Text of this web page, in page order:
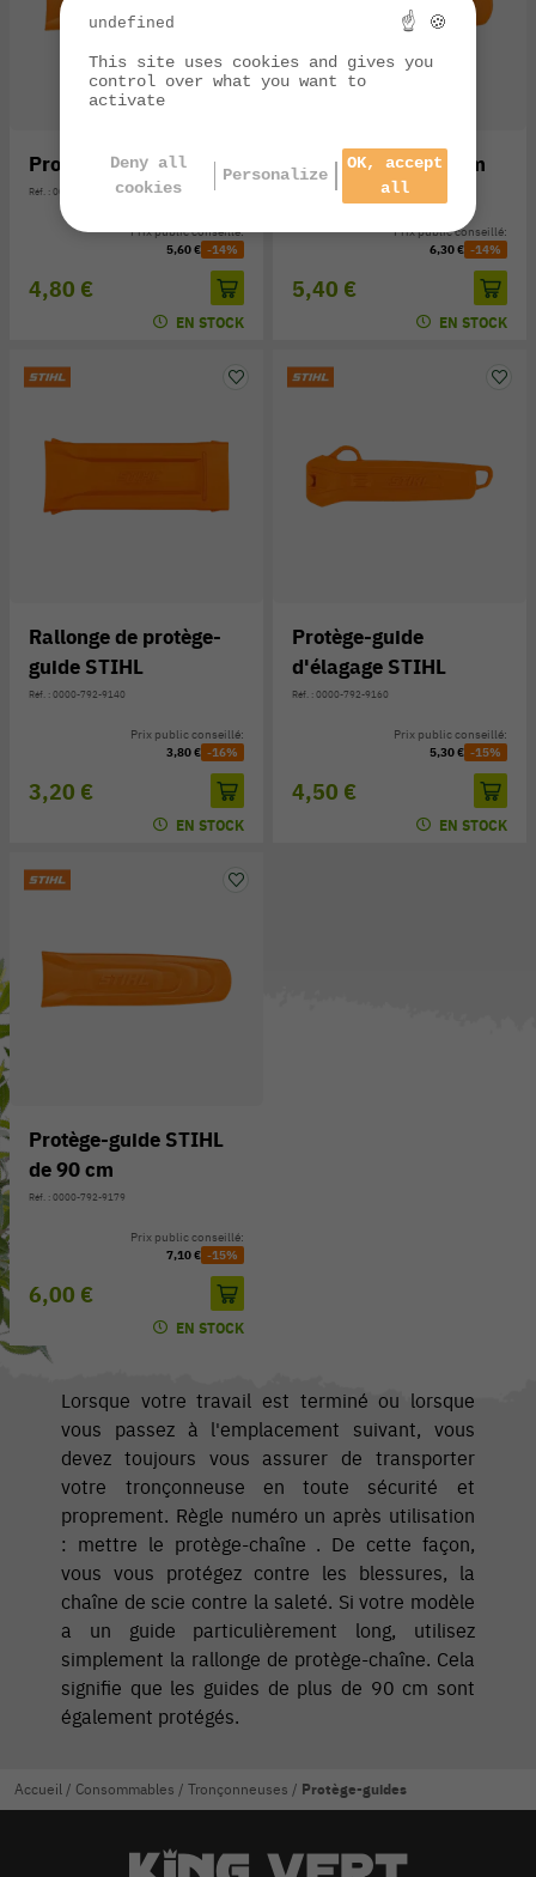
Protège-guide 63 cm
Réf. : 0000-792-9177
4,80 €
Prix public conseillé:
5,60 € -14%
EN STOCK
Protège-guide 75 cm
Réf. : 0000-792-9178
5,40 €
Prix public conseillé:
6,30 € -14%
EN STOCK
Rallonge de protège-
guide STIHL
Réf. : 0000-792-9140
3,20 €
Prix public conseillé:
3,80 € -16%
EN STOCK
Protège-guide
d'élagage STIHL
Réf. : 0000-792-9160
4,50 €
Prix public conseillé:
5,30 € -15%
EN STOCK
Protège-guide STIHL
de 90 cm
Réf. : 0000-792-9179
6,00 €
Prix public conseillé:
7,10 € -15%
EN STOCK
Lorsque votre travail est terminé ou lorsque
vous passez à l'emplacement suivant, vous
devez toujours vous assurer de transporter
votre tronçonneuse en toute sécurité et
proprement. Règle numéro un après utilisation
: mettre le protège-chaîne . De cette façon,
vous vous protégez contre les blessures, la
chaîne de scie contre la saleté. Si votre modèle
a un guide particulièrement long, utilisez
simplement la rallonge de protège-chaîne. Cela
signifie que les guides de plus de 90 cm sont
également protégés.
Accueil / Consommables / Tronçonneuses / Protège-guides
undefined ☝ 🍪
This site uses cookies and gives you
control over what you want to
activate
Deny all
cookies
Personalize
OK, accept
all